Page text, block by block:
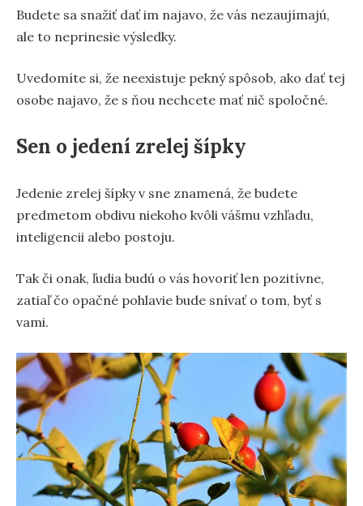
Budete sa snažiť dať im najavo, že vás nezaujímajú,
ale to neprinesie výsledky.
Uvedomíte si, že neexistuje pekný spôsob, ako dať tej
osobe najavo, že s ňou nechcete mať nič spoločné.
Sen o jedení zrelej šípky
Jedenie zrelej šípky v sne znamená, že budete
predmetom obdivu niekoho kvôli vášmu vzhľadu,
inteligencii alebo postoju.
Tak či onak, ľudia budú o vás hovoriť len pozitívne,
zatiaľ čo opačné pohlavie bude snívať o tom, byť s
vami.